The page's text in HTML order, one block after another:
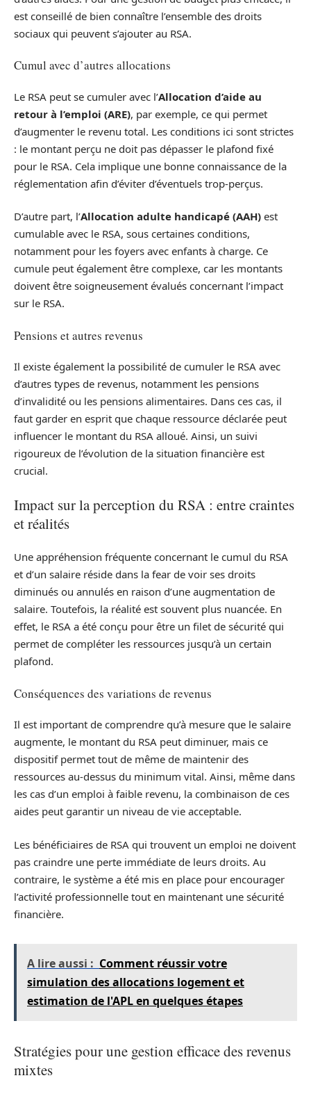
est conseillé de bien connaître l’ensemble des droits
sociaux qui peuvent s’ajouter au RSA.
Cumul avec d’autres allocations
Le RSA peut se cumuler avec l’Allocation d’aide au
retour à l’emploi (ARE), par exemple, ce qui permet
d’augmenter le revenu total. Les conditions ici sont strictes
: le montant perçu ne doit pas dépasser le plafond fixé
pour le RSA. Cela implique une bonne connaissance de la
réglementation afin d’éviter d’éventuels trop-perçus.
D’autre part, l’Allocation adulte handicapé (AAH) est
cumulable avec le RSA, sous certaines conditions,
notamment pour les foyers avec enfants à charge. Ce
cumule peut également être complexe, car les montants
doivent être soigneusement évalués concernant l’impact
sur le RSA.
Pensions et autres revenus
Il existe également la possibilité de cumuler le RSA avec
d’autres types de revenus, notamment les pensions
d’invalidité ou les pensions alimentaires. Dans ces cas, il
faut garder en esprit que chaque ressource déclarée peut
influencer le montant du RSA alloué. Ainsi, un suivi
rigoureux de l’évolution de la situation financière est
crucial.
Impact sur la perception du RSA : entre craintes
et réalités
Une appréhension fréquente concernant le cumul du RSA
et d’un salaire réside dans la fear de voir ses droits
diminués ou annulés en raison d’une augmentation de
salaire. Toutefois, la réalité est souvent plus nuancée. En
effet, le RSA a été conçu pour être un filet de sécurité qui
permet de compléter les ressources jusqu’à un certain
plafond.
Conséquences des variations de revenus
Il est important de comprendre qu’à mesure que le salaire
augmente, le montant du RSA peut diminuer, mais ce
dispositif permet tout de même de maintenir des
ressources au-dessus du minimum vital. Ainsi, même dans
les cas d’un emploi à faible revenu, la combinaison de ces
aides peut garantir un niveau de vie acceptable.
Les bénéficiaires de RSA qui trouvent un emploi ne doivent
pas craindre une perte immédiate de leurs droits. Au
contraire, le système a été mis en place pour encourager
l’activité professionnelle tout en maintenant une sécurité
financière.
A lire aussi : Comment réussir votre
simulation des allocations logement et
estimation de l'APL en quelques étapes
Stratégies pour une gestion efficace des revenus
mixtes